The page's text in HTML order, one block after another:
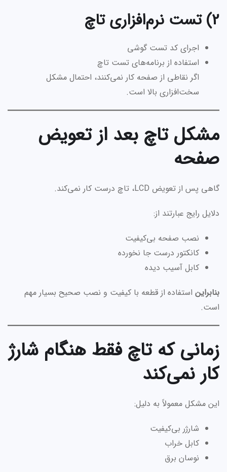
2) تست نرم‌افزاری تاچ
اجرای کد تست گوشی
استفاده از برنامه‌های تست تاچ
اگر نقاطی از صفحه کار نمی‌کنند، احتمال مشکل
سخت‌افزاری بالا است.
مشکل تاچ بعد از تعویض
صفحه
گاهی پس از تعویض LCD، تاچ درست کار نمی‌کند.
دلایل رایج عبارتند از:
نصب صفحه بی‌کیفیت
کانکتور درست جا نخورده
کابل آسیب دیده
بنابراین استفاده از قطعه با کیفیت و نصب صحیح بسیار مهم
است.
زمانی که تاچ فقط هنگام شارژ
کار نمی‌کند
این مشکل معمولاً به دلیل:
شارژر بی‌کیفیت
کابل خراب
نوسان برق